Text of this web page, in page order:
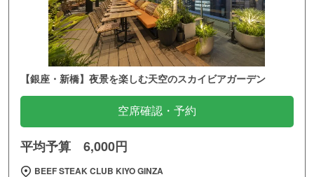
【銀座・新橋】夜景を楽しむ天空のスカイビアガーデン
空席確認・予約
平均予算 6,000円
BEEF STEAK CLUB KIYO GINZA